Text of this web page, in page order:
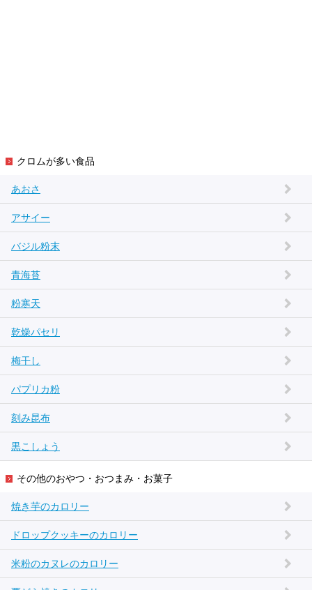
クロムが多い食品
あおさ
アサイー
バジル粉末
青海苔
粉寒天
乾燥パセリ
梅干し
パプリカ粉
刻み昆布
黒こしょう
その他のおやつ・おつまみ・お菓子
焼き芋のカロリー
ドロップクッキーのカロリー
米粉のカヌレのカロリー